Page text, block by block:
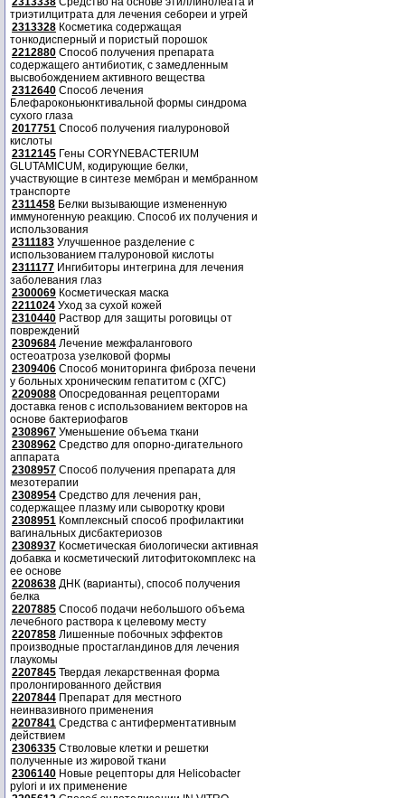
триэтилцитрата для лечения себореи и угрей
2313328 Косметика содержащая
тонкодисперный и пористый порошок
2212880 Способ получения препарата
содержащего антибиотик, с замедленным
высвобождением активного вещества
2312640 Способ лечения
Блефароконьюнктивальной формы синдрома
сухого глаза
2017751 Способ получения гиалуроновой
кислоты
2312145 Гены CORYNEBACTERIUM
GLUTAMICUM, кодирующие белки,
участвующие в синтезе мембран и мембранном
транспорте
2311458 Белки вызывающие измененную
иммуногенную реакцию. Способ их получения и
использования
2311183 Улучшенное разделение с
использованием гталуроновой кислоты
2311177 Ингибиторы интегрина для лечения
заболевания глаз
2300069 Косметическая маска
2211024 Уход за сухой кожей
2310440 Раствор для защиты роговицы от
повреждений
2309684 Лечение межфалангового
остеоатроза узелковой формы
2309406 Способ мониторинга фиброза печени
у больных хроническим гепатитом с (ХГС)
2209088 Опосредованная рецепторами
доставка генов с использованием векторов на
основе бактериофагов
2308967 Уменьшение объема ткани
2308962 Средство для опорно-дигательного
аппарата
2308957 Способ получения препарата для
мезотерапии
2308954 Средство для лечения ран,
содержащее плазму или сыворотку крови
2308951 Комплексный способ профилактики
вагинальных дисбактериозов
2308937 Косметическая биологически активная
добавка и косметический литофитокомплекс на
ее основе
2208638 ДНК (варианты), способ получения
белка
2207885 Способ подачи небольшого объема
лечебного раствора к целевому месту
2207858 Лишенные побочных эффектов
производные простагландинов для лечения
глаукомы
2207845 Твердая лекарственная форма
пролонгированного действия
2207844 Препарат для местного
неинвазивного применения
2207841 Средства с антиферментативным
действием
2306335 Стволовые клетки и решетки
полученные из жировой ткани
2306140 Новые рецепторы для Helicobacter
pylori и их применение